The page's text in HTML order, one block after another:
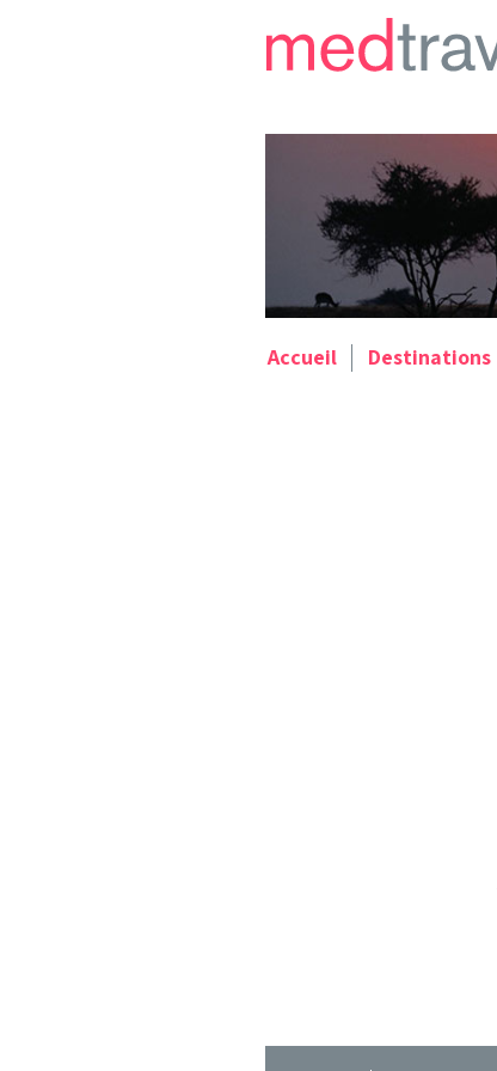
Accueil Destinations